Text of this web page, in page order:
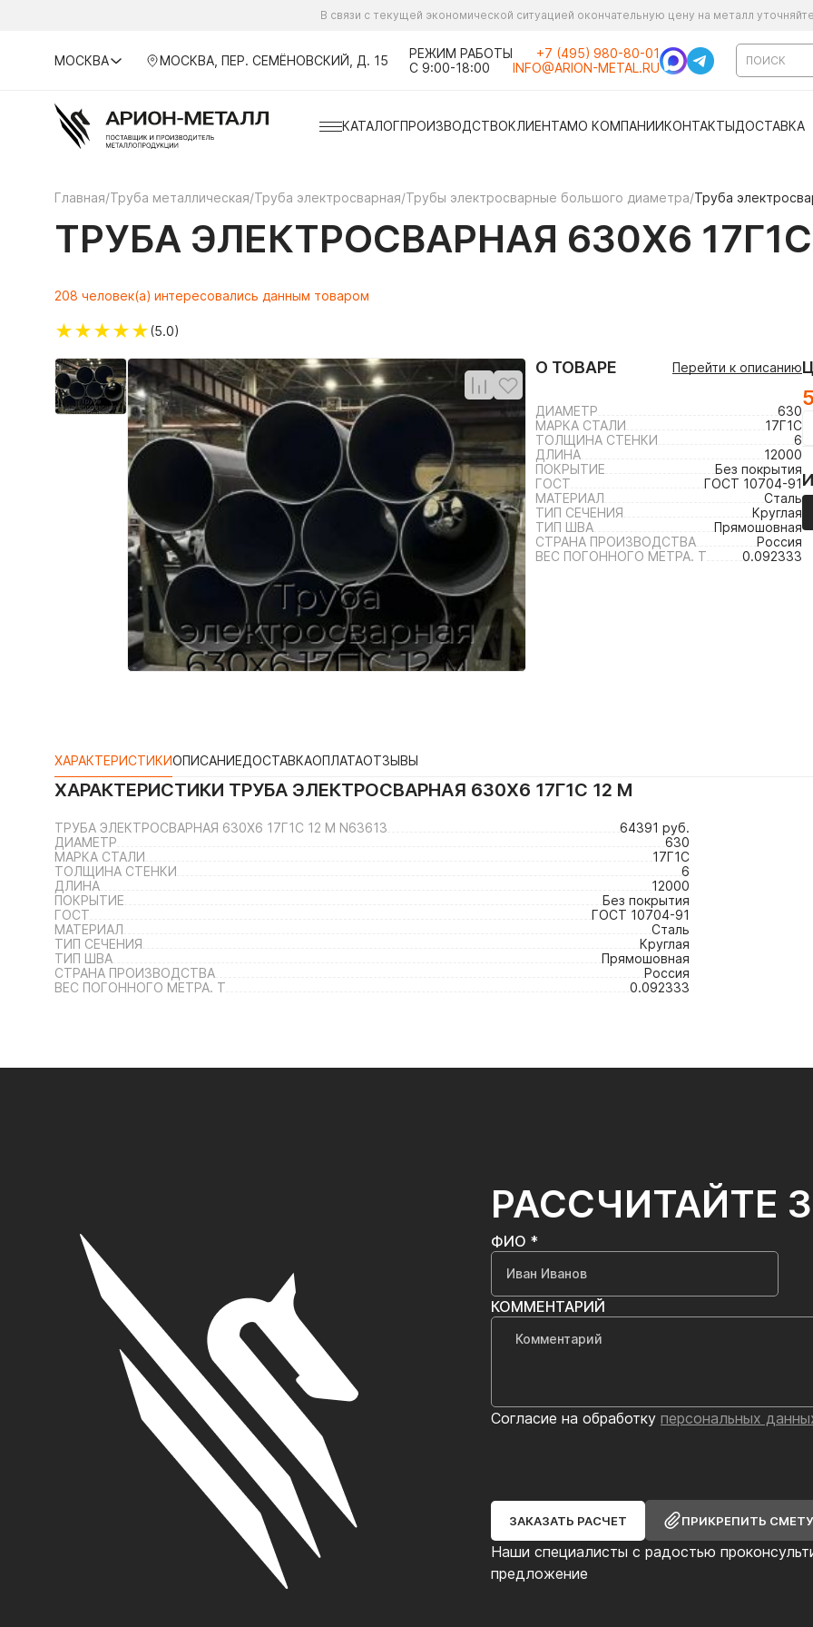
В связи с текущей экономической ситуацией окончательную цену на металл
МОСКВА МОСКВА, ПЕР. СЕМЁНОВСКИЙ, Д. 15
РЕЖИМ РАБОТЫ
С 9:00-18:00
+7 (495) 980-80-01
INFO@ARION-METAL.RU
КАТАЛОГПРОИЗВОДСТВОКЛИЕНТАМО КОМПАНИИКОНТАКТЫДОСТАВКА
Главная/Труба металлическая/Труба электросварная/Трубы электросварные большого диаметра/Труба
ТРУБА ЭЛЕКТРОСВАРНАЯ 630Х6
208 человек(а) интересовались данным товаром
★★★★★(5.0)
О ТОВАРЕ Перейти к описанию
ДИАМЕТР
630
МАРКА СТАЛИ
17Г1С
ТОЛЩИНА СТЕНКИ
6
ДЛИНА
12000
ПОКРЫТИЕ
Без покрытия
ГОСТ
ГОСТ 10704-91
МАТЕРИАЛ
Сталь
ТИП СЕЧЕНИЯ
Круглая
ТИП ШВА
Прямошовная
СТРАНА ПРОИЗВОДСТВА
Россия
ВЕС ПОГОННОГО МЕТРА. Т
0.092333
ХАРАКТЕРИСТИКИОПИСАНИЕДОСТАВКАОПЛАТАОТЗЫВЫ
ХАРАКТЕРИСТИКИ ТРУБА ЭЛЕКТРОСВАРНАЯ 630Х6 17Г1С 12 М
ТРУБА ЭЛЕКТРОСВАРНАЯ 630Х6 17Г1С 12 М N63613
64391 руб.
ДИАМЕТР
630
МАРКА СТАЛИ
17Г1С
ТОЛЩИНА СТЕНКИ
6
ДЛИНА
12000
ПОКРЫТИЕ
Без покрытия
ГОСТ
ГОСТ 10704-91
МАТЕРИАЛ
Сталь
ТИП СЕЧЕНИЯ
Круглая
ТИП ШВА
Прямошовная
СТРАНА ПРОИЗВОДСТВА
Россия
ВЕС ПОГОННОГО МЕТРА. Т
0.092333
РАССЧИТАЙТЕ
Наши специалисты с радостью
предложение
ФИО *
КОММЕНТАРИЙ
Согласие на обработку персональных
ЗАКАЗАТЬ РАСЧЕТ ПРИКРЕПИТЬ СМЕТУ